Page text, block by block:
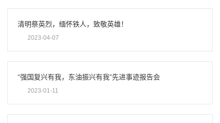
清明祭英烈，缅怀铁人，致敬英雄！
2023-04-07
“强国复兴有我，东油振兴有我”先进事迹报告会
2023-01-11